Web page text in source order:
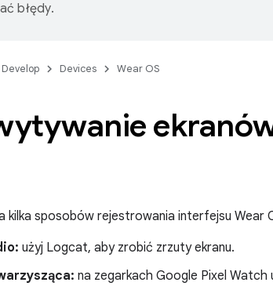
błędy.
Develop Devices Wear OS
kilka sposobów rejestrowania interfejsu Wear
użyj Logcat, aby zrobić zrzuty ekranu.
na zegarkach Google Pixel Watch